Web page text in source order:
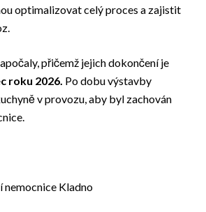
optimalizovat celý proces a zajistit
přičemž jejich dokončení je
roku 2026. Po dobu výstavby
v provozu, aby byl zachován
Kladno